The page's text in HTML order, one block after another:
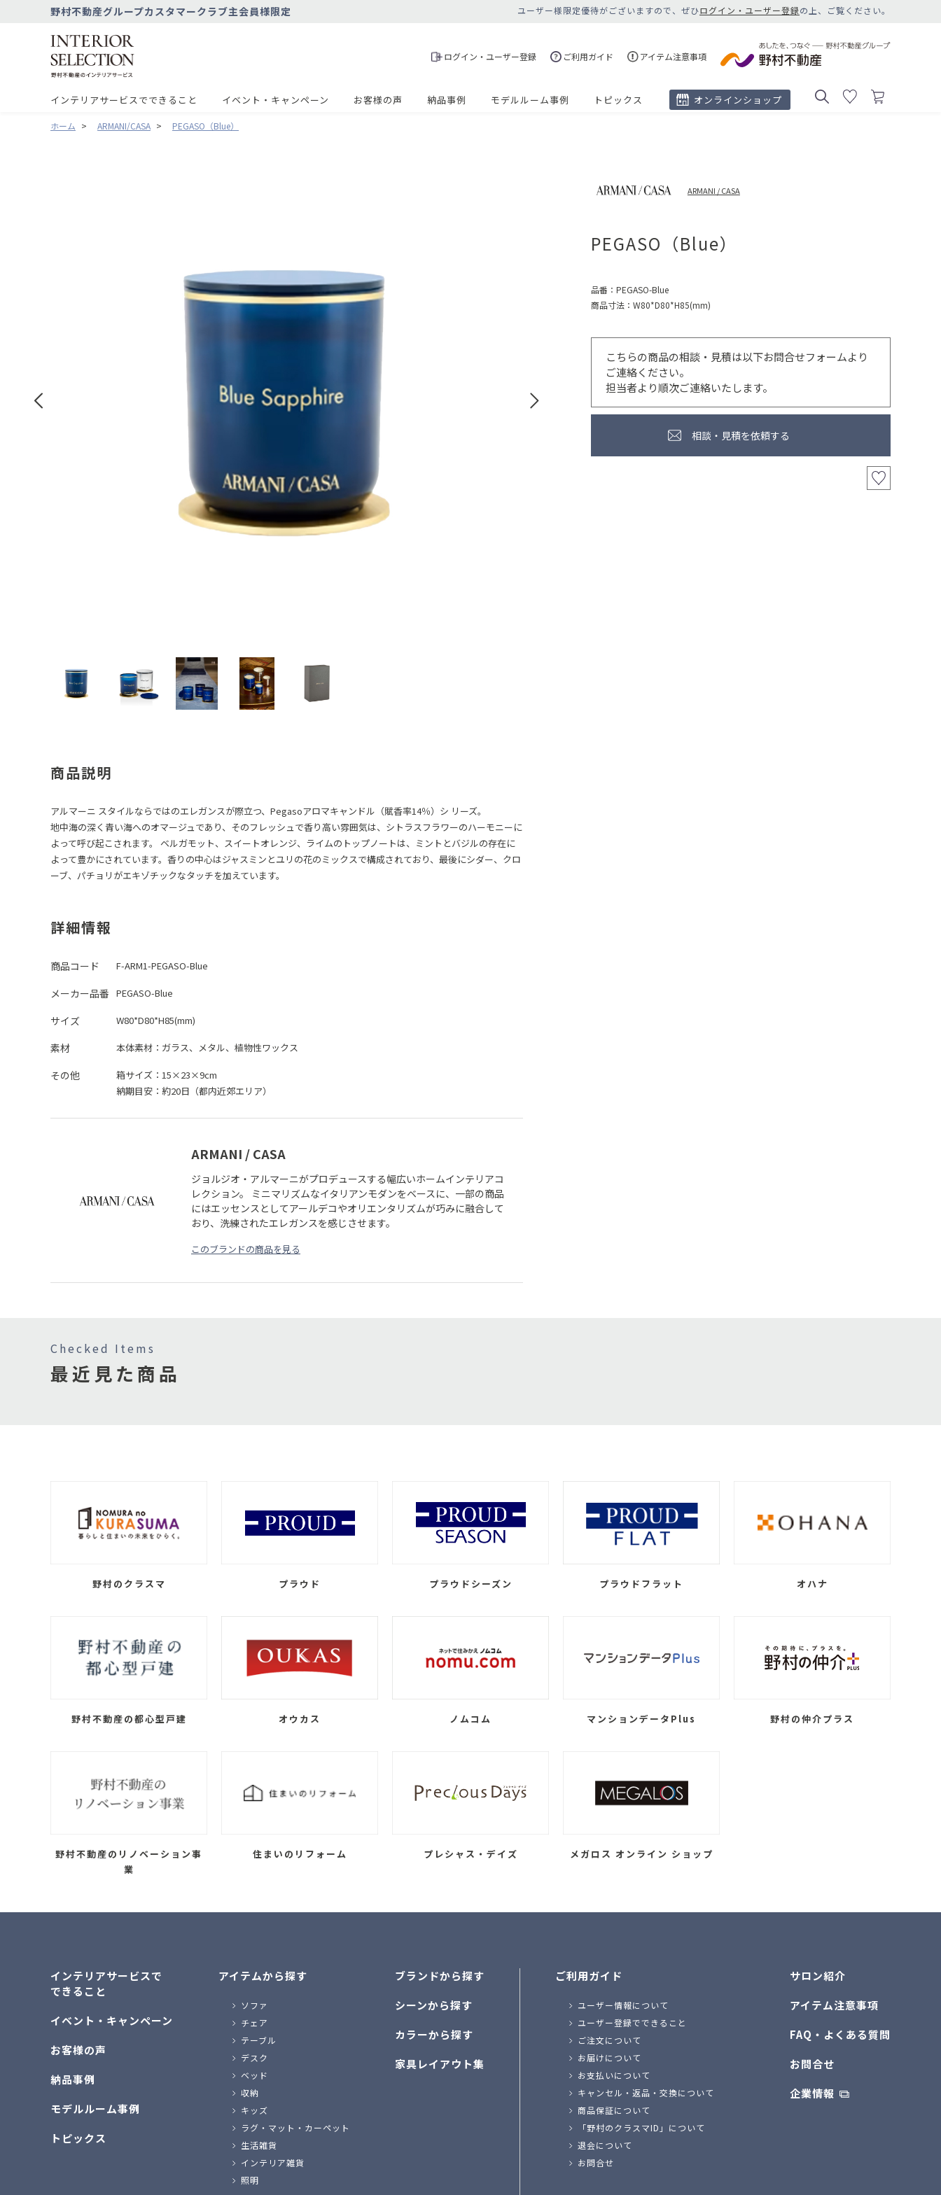
野村不動産グループカスタマークラブ主会員様限定 ユーザー様限定優待がございますので、ぜひログイン・ユーザー登録の上、ご覧ください。
ログイン・ユーザー登録 ご利用ガイド アイテム注意事項
インテリアサービスでできること イベント・キャンペーン お客様の声 納品事例 モデルルーム事例 トピックス オンラインショップ
ホーム > ARMANI/CASA > PEGASO（Blue）
商品説明
アルマーニ スタイルならではのエレガンスが際立つ、Pegasoアロマキャンドル（賦香率14％）シ リーズ。
地中海の深く青い海へのオマージュであり、そのフレッシュで香り高い雰囲気は、シトラスフラワーのハーモニーに
よって呼び起こされます。 ベルガモット、スイートオレンジ、ライムのトップノートは、ミントとバジルの存在に
よって豊かにされています。香りの中心はジャスミンとユリの花のミックスで構成されており、最後にシダー、クロ
ーブ、パチョリがエキゾチックなタッチを加えています。
詳細情報
商品コード F-ARM1-PEGASO-Blue
メーカー品番 PEGASO-Blue
サイズ W80*D80*H85(mm)
素材 本体素材： ガラス、メタル、植物性ワックス
その他
箱サイズ：15×23×9cm
納期目安：約20日（都内近郊エリア）
ARMANI / CASA
ジョルジオ・アルマーニがプロデュースする幅広いホームインテリアコ
レクション。 ミニマリズムなイタリアンモダンをベースに、一部の商品
にはエッセンスとしてアールデコやオリエンタリズムが巧みに融合して
おり、洗練されたエレガンスを感じさせます。
このブランドの商品を見る
ARMANI / CASA
PEGASO（Blue）
品番： PEGASO-Blue
商品寸法： W80*D80*H85(mm)
こちらの商品の相談・見積は以下お問合せフォームより
ご連絡ください。
担当者より順次ご連絡いたします。
相談・見積を依頼する
Checked Items
最近見た商品
野村のクラスマ プラウド プラウドシーズン プラウドフラット オハナ
野村不動産の都心型戸建 オウカス ノムコム マンションデータPlus 野村の仲介プラス
野村不動産のリノベーション事
業
住まいのリフォーム プレシャス・デイズ メガロス オンライン ショップ
インテリアサービスで
できること
イベント・キャンペーン
お客様の声
納品事例
モデルルーム事例
トピックス
アイテムから探す
ソファ
チェア
テーブル
デスク
ベッド
収納
キッズ
ラグ・マット・カーペット
生活雑貨
インテリア雑貨
照明
ブランドから探す
シーンから探す
カラーから探す
家具レイアウト集
ご利用ガイド
ユーザー情報について
ユーザー登録でできること
ご注文について
お届けについて
お支払いについて
キャンセル・返品・交換について
商品保証について
「野村のクラスマID」について
退会について
お問合せ
サロン紹介
アイテム注意事項
FAQ・よくある質問
お問合せ
企業情報